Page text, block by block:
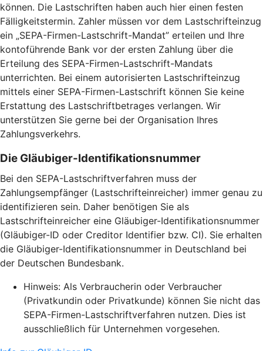
können. Die Lastschriften haben auch hier einen festen
Fälligkeitstermin. Zahler müssen vor dem Lastschrifteinzug
ein „SEPA-Firmen-Lastschrift-Mandat” erteilen und Ihre
kontoführende Bank vor der ersten Zahlung über die
Erteilung des SEPA-Firmen-Lastschrift-Mandats
unterrichten. Bei einem autorisierten Lastschrifteinzug
mittels einer SEPA-Firmen-Lastschrift können Sie keine
Erstattung des Lastschriftbetrages verlangen. Wir
unterstützen Sie gerne bei der Organisation Ihres
Zahlungsverkehrs.
Die Gläubiger-Identifikationsnummer
Bei den SEPA-Lastschriftverfahren muss der
Zahlungsempfänger (Lastschrifteinreicher) immer genau zu
identifizieren sein. Daher benötigen Sie als
Lastschrifteinreicher eine Gläubiger-Identifikationsnummer
(Gläubiger-ID oder Creditor Identifier bzw. CI). Sie erhalten
die Gläubiger-Identifikationsnummer in Deutschland bei
der Deutschen Bundesbank.
Hinweis: Als Verbraucherin oder Verbraucher
(Privatkundin oder Privatkunde) können Sie nicht das
SEPA-Firmen-Lastschriftverfahren nutzen. Dies ist
ausschließlich für Unternehmen vorgesehen.